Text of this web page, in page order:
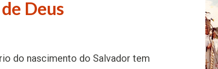
Deus
do nascimento do Salvador tem